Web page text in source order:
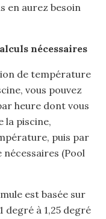
en aurez besoin
nécessaires
de température
vous pouvez
heure dont vous
la piscine,
puis par
(Pool
est basée sur
degré à 1,25 degré